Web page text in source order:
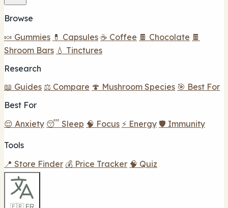
Browse
🍬 Gummies 💊 Capsules ☕ Coffee 🍫 Chocolate 🍫
Shroom Bars 💧 Tinctures
Research
📖 Guides ⚖️ Compare 🍄 Mushroom Species 🎯 Best For
Best For
😌 Anxiety 😴 Sleep 🧠 Focus ⚡ Energy 🛡️ Immunity
Tools
📍 Store Finder 💰 Price Tracker 🧠 Quiz